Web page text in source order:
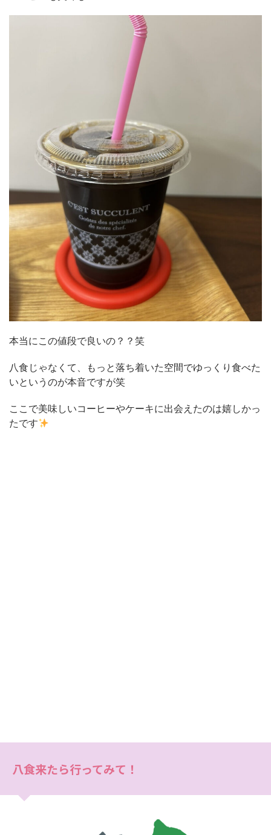
本当にこの値段で良いの？？笑
八食じゃなくて、もっと落ち着いた空間でゆっくり食べた
いというのが本音ですが笑
ここで美味しいコーヒーやケーキに出会えたのは嬉しかっ
たです
八食来たら行ってみて！